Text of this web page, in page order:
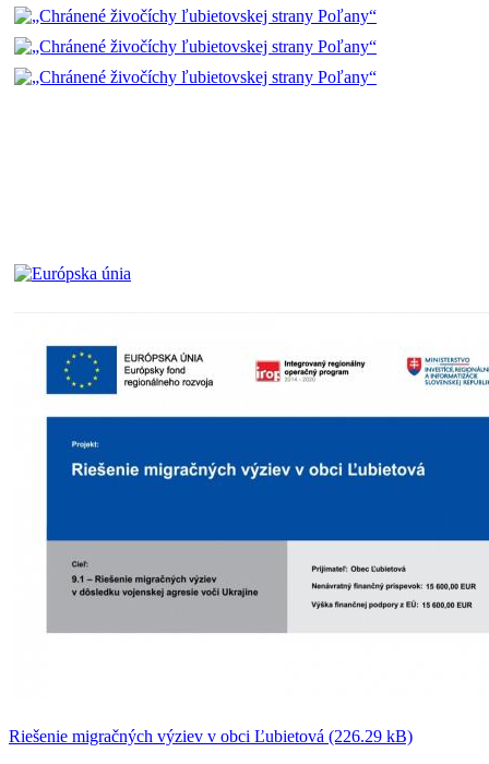
Riešenie migračných výziev v obci Ľubietová (226.29 kB)